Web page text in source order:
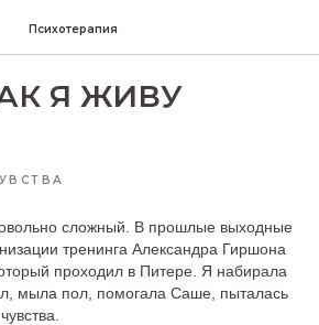
Психотерапия
Я ЖИВУ
сложный. В прошлые выходные
тренинга Александра Гиршона
проходил в Питере. Я набирала
мыла пол, помогала Саше, пыталась